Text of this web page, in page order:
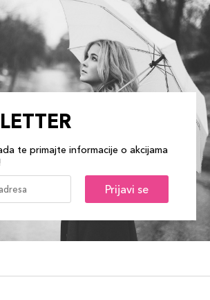
te primajte informacije o akcijama
Prijavi se